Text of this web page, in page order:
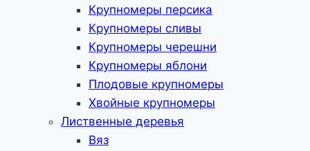
Крупномеры персика
Крупномеры сливы
Крупномеры черешни
Крупномеры яблони
Плодовые крупномеры
Хвойные крупномеры
Лиственные деревья
Вяз